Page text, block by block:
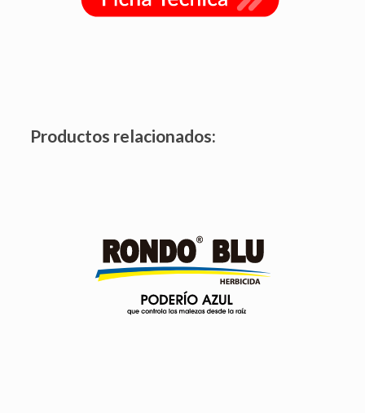
Productos relacionados:
Herbicida a base de Glifosato 707 g/l.
Formulado como Concentrado Soluble (SL).
De acción sistémica, no selectiva, es absorbido por
hojas, tallos verdes y con translocación rápida a toda la
planta ocasionando la muerte de las malezas.